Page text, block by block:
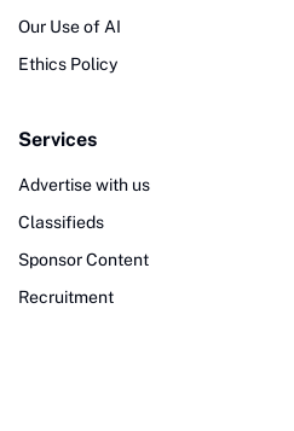
Our Use of AI
Ethics Policy
Services
Advertise with us
Classifieds
Sponsor Content
Recruitment